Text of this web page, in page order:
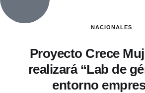
NACIONALES
Proyecto Crece
realizará “Lab de
entorno